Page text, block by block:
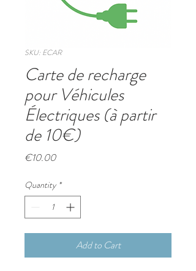
SKU: ECAR
Carte de recharge
pour Véhicules
Électriques (à partir
de 10€)
€10.00Price
Quantity *
Add to Cart